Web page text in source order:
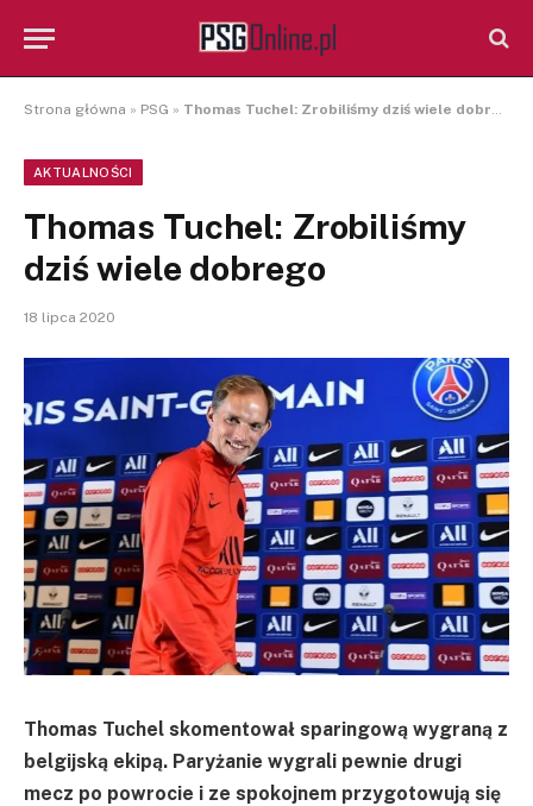
Strona główna » PSG » Thomas Tuchel: Zrobiliśmy dziś wiele dobrego
AKTUALNOŚCI
Thomas Tuchel: Zrobiliśmy
dziś wiele dobrego
18 lipca 2020
Thomas Tuchel skomentował sparingową wygraną z
belgijską ekipą. Paryżanie wygrali pewnie drugi
mecz po powrocie i ze spokojnem przygotowują się